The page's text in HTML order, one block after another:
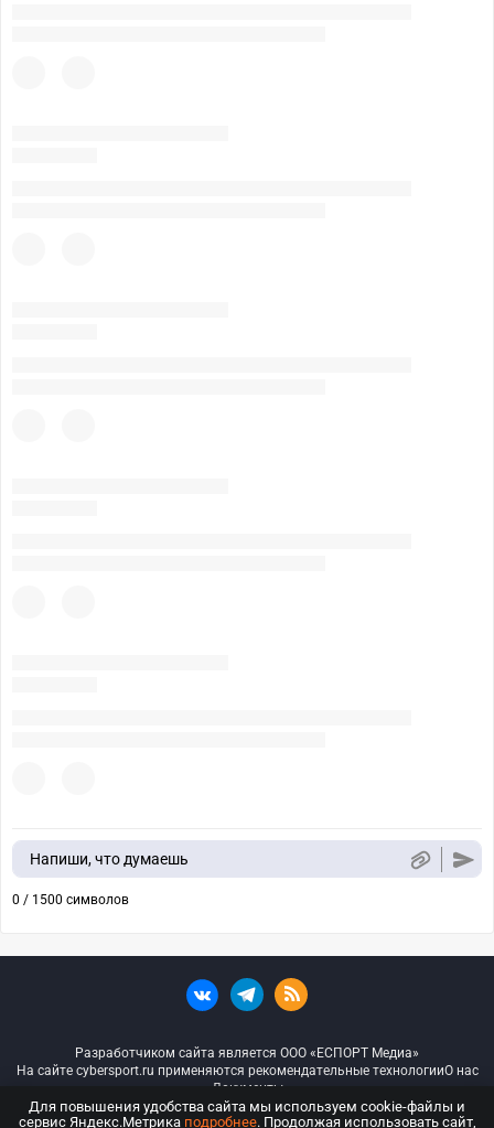
Напиши, что думаешь
0 / 1500 символов
Разработчиком сайта является ООО «ЕСПОРТ Медиа»
На сайте cybersport.ru применяются рекомендательные технологииО нас
Документы
© ООО «Киберспорт.ру» — Все права защищены
Для повышения удобства сайта мы используем cookie-файлы и
сервис Яндекс.Метрика подробнее. Продолжая использовать сайт,